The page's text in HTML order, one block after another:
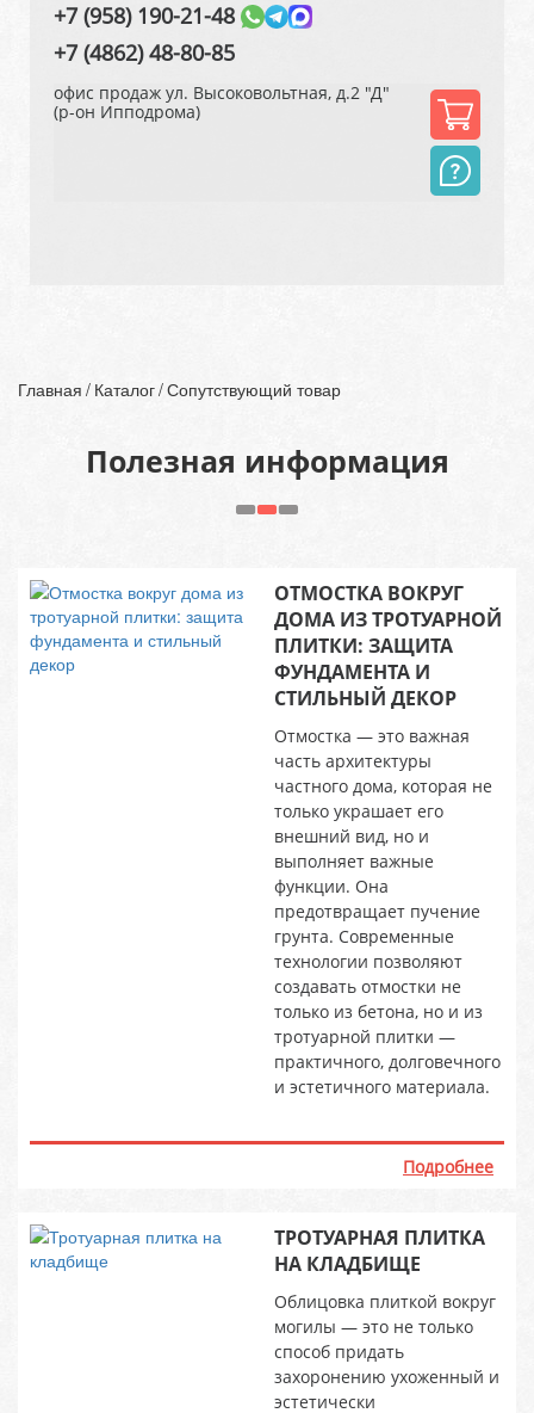
Главная Каталог Сопутствующий товар
+7 (958) 190-21-48
+7 (4862) 48-80-85
офис продаж ул. Высоковольтная, д.2 "Д"
(р-он Ипподрома)
Полезная информация
ОТМОСТКА ВОКРУГ
ДОМА ИЗ ТРОТУАРНОЙ
ПЛИТКИ: ЗАЩИТА
ФУНДАМЕНТА И
СТИЛЬНЫЙ ДЕКОР
Отмостка — это важная
часть архитектуры
частного дома, которая не
только украшает его
внешний вид, но и
выполняет важные
функции. Она
предотвращает пучение
грунта. Современные
технологии позволяют
создавать отмостки не
только из бетона, но и из
тротуарной плитки —
практичного, долговечного
и эстетичного материала.
Подробнее
ТРОТУАРНАЯ ПЛИТКА
НА КЛАДБИЩЕ
Облицовка плиткой вокруг
могилы — это не только
способ придать
захоронению ухоженный и
эстетически